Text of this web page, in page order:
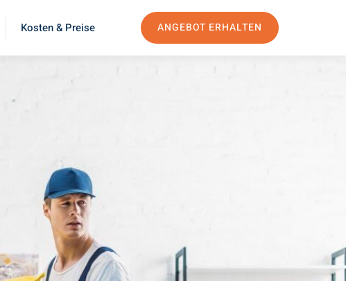
Kosten & Preise ANGEBOT ERHALTEN